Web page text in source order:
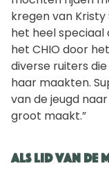
kregen van
het heel speciaal
het CHIO door
diverse ruiters
haar maakten.
van de jeugd
groot maakt.”
Als lid van de